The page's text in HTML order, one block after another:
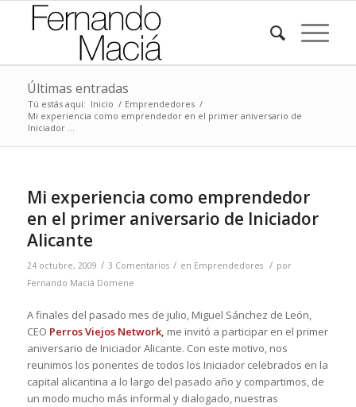
Últimas entradas
Tú estás aquí: Inicio / Emprendedores /
Mi experiencia como emprendedor en el primer aniversario de
Iniciador ...
Mi experiencia como emprendedor
en el primer aniversario de Iniciador
Alicante
24 octubre, 2009 / 3 Comentarios / en Emprendedores / por
Fernando Maciá Domene
A finales del pasado mes de julio, Miguel Sánchez de León,
CEO Perros Viejos Network, me invitó a participar en el primer
aniversario de Iniciador Alicante. Con este motivo, nos
reunimos los ponentes de todos los Iniciador celebrados en la
capital alicantina a lo largo del pasado año y compartimos, de
un modo mucho más informal y dialogado, nuestras